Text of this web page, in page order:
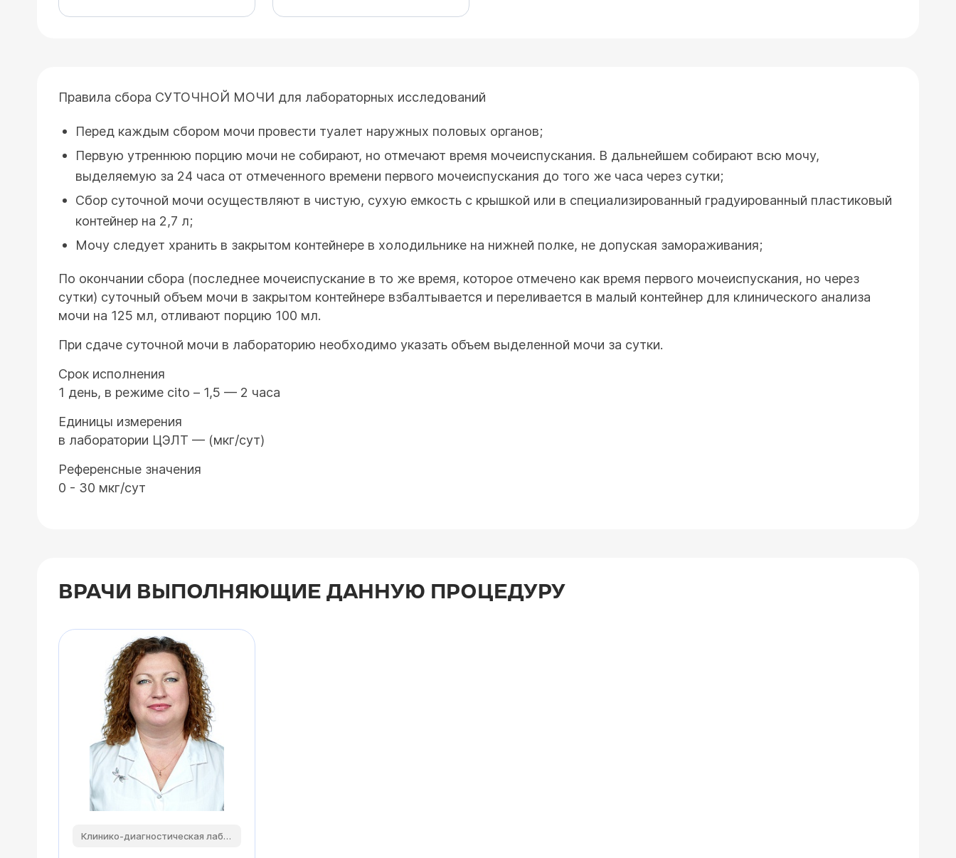
Правила сбора СУТОЧНОЙ МОЧИ для лабораторных исследований
Перед каждым сбором мочи провести туалет наружных половых органов;
Первую утреннюю порцию мочи не собирают, но отмечают время мочеиспускания. В дальнейшем собирают всю мочу,
выделяемую за 24 часа от отмеченного времени первого мочеиспускания до того же часа через сутки;
Сбор суточной мочи осуществляют в чистую, сухую емкость с крышкой или в специализированный градуированный пластиковый
контейнер на 2,7 л;
Мочу следует хранить в закрытом контейнере в холодильнике на нижней полке, не допуская замораживания;
По окончании сбора (последнее мочеиспускание в то же время, которое отмечено как время первого мочеиспускания, но через
сутки) суточный объем мочи в закрытом контейнере взбалтывается и переливается в малый контейнер для клинического анализа
мочи на 125 мл, отливают порцию 100 мл.
При сдаче суточной мочи в лабораторию необходимо указать объем выделенной мочи за сутки.
Срок исполнения
1 день, в режиме cito – 1,5 — 2 часа
Единицы измерения
в лаборатории ЦЭЛТ — (мкг/сут)
Референсные значения
0 - 30 мкг/сут
ВРАЧИ ВЫПОЛНЯЮЩИЕ ДАННУЮ ПРОЦЕДУРУ
Клинико-диагностическая лаборатория